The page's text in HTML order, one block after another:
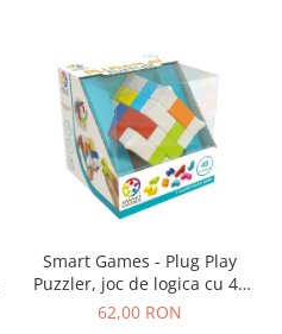
Smart Games - Plug Play
Puzzler, joc de logica cu 48
de provocari, 6+ ani, lb
62,00 RON